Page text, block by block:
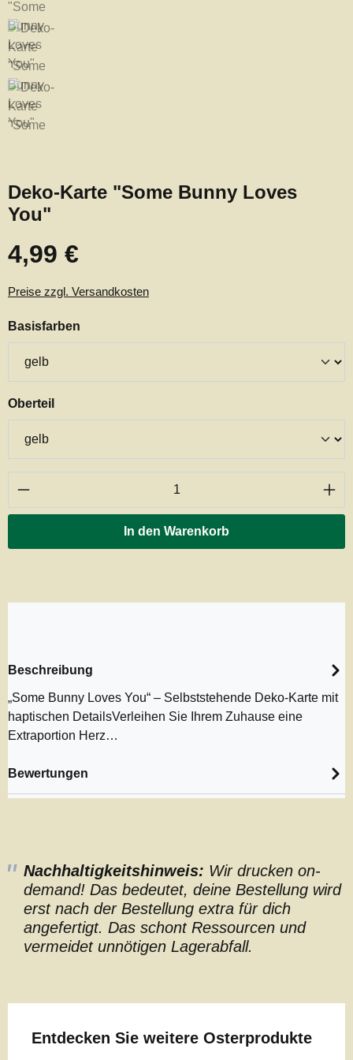
Deko-Karte "Some Bunny Loves
You"
Regulärer Preis:
4,99 €
Preise zzgl. Versandkosten
Basisfarben
Oberteilauswählen
Produkt Anzahl: Gib den gewünschten
In den Warenkorb
Beschreibung
„Some Bunny Loves You“ – Selbststehende Deko-Karte mit
haptischen DetailsVerleihen Sie Ihrem Zuhause eine
Extraportion Herz…
Bewertungen
Nachhaltigkeitshinweis: Wir drucken on-
demand! Das bedeutet, deine Bestellung wird
erst nach der Bestellung extra für dich
angefertigt. Das schont Ressourcen und
vermeidet unnötigen Lagerabfall.
Produktgalerie überspringen
Entdecken Sie weitere Osterprodukte